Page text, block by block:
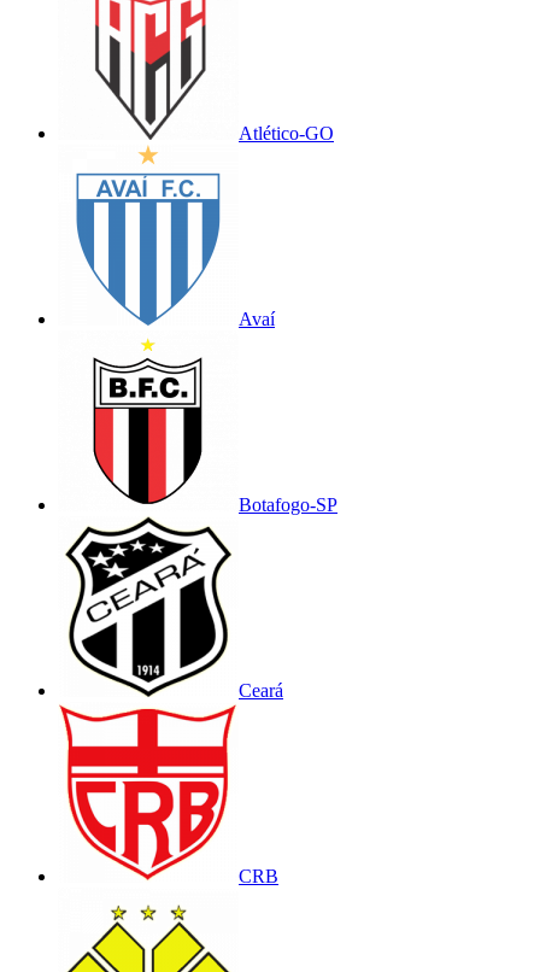
Atlético-GO
Avaí
Botafogo-SP
Ceará
CRB